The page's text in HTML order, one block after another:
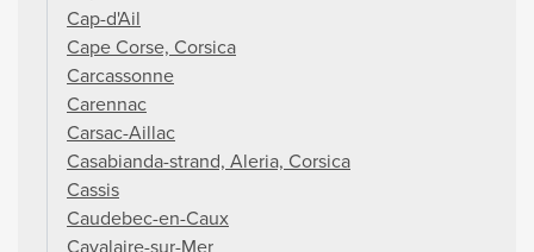
Cap-d'Ail
Cape Corse, Corsica
Carcassonne
Carennac
Carsac-Aillac
Casabianda-strand, Aleria, Corsica
Cassis
Caudebec-en-Caux